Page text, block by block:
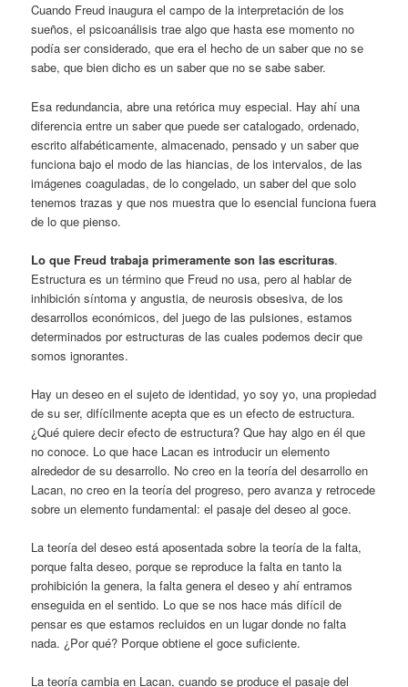
Cuando Freud inaugura el campo de la interpretación de los
sueños, el psicoanálisis trae algo que hasta ese momento no
podía ser considerado, que era el hecho de un saber que no se
sabe, que bien dicho es un saber que no se sabe saber.
Esa redundancia, abre una retórica muy especial. Hay ahí una
diferencia entre un saber que puede ser catalogado, ordenado,
escrito alfabéticamente, almacenado, pensado y un saber que
funciona bajo el modo de las hiancias, de los intervalos, de las
imágenes coaguladas, de lo congelado, un saber del que solo
tenemos trazas y que nos muestra que lo esencial funciona fuera
de lo que pienso.
Lo que Freud trabaja primeramente son las escrituras.
Estructura es un término que Freud no usa, pero al hablar de
inhibición síntoma y angustia, de neurosis obsesiva, de los
desarrollos económicos, del juego de las pulsiones, estamos
determinados por estructuras de las cuales podemos decir que
somos ignorantes.
Hay un deseo en el sujeto de identidad, yo soy yo, una propiedad
de su ser, difícilmente acepta que es un efecto de estructura.
¿Qué quiere decir efecto de estructura? Que hay algo en él que
no conoce. Lo que hace Lacan es introducir un elemento
alrededor de su desarrollo. No creo en la teoría del desarrollo en
Lacan, no creo en la teoría del progreso, pero avanza y retrocede
sobre un elemento fundamental: el pasaje del deseo al goce.
La teoría del deseo está aposentada sobre la teoría de la falta,
porque falta deseo, porque se reproduce la falta en tanto la
prohibición la genera, la falta genera el deseo y ahí entramos
enseguida en el sentido. Lo que se nos hace más difícil de
pensar es que estamos recluidos en un lugar donde no falta
nada. ¿Por qué? Porque obtiene el goce suficiente.
La teoría cambia en Lacan, cuando se produce el pasaje del